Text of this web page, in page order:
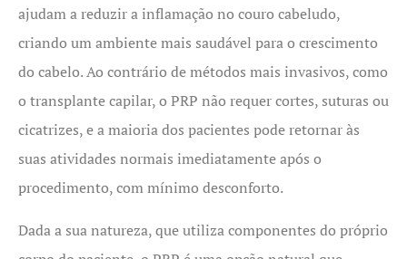
ajudam a reduzir a inflamação no couro cabeludo,
criando um ambiente mais saudável para o crescimento
do cabelo. Ao contrário de métodos mais invasivos, como
o transplante capilar, o PRP não requer cortes, suturas ou
cicatrizes, e a maioria dos pacientes pode retornar às
suas atividades normais imediatamente após o
procedimento, com mínimo desconforto.
Dada a sua natureza, que utiliza componentes do próprio